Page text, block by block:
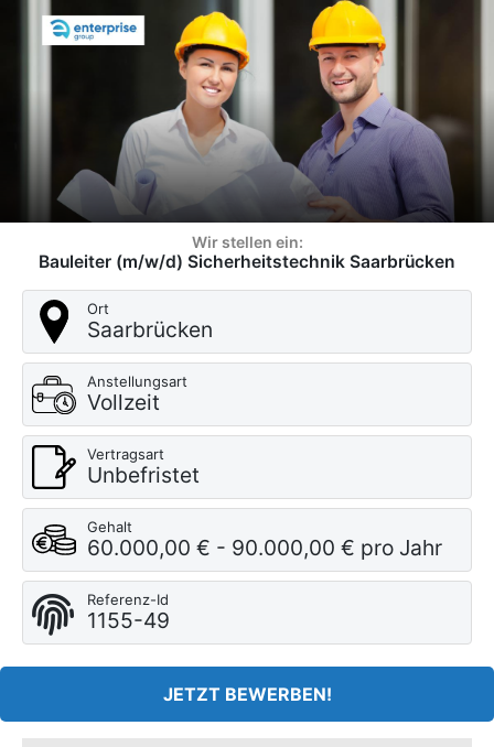
Wir stellen ein:
Bauleiter (m/w/d) Sicherheitstechnik Saarbrücken
Ort
Saarbrücken
Anstellungsart
Vollzeit
Vertragsart
Unbefristet
Gehalt
60.000,00 € - 90.000,00 € pro Jahr
Referenz-Id
1155-49
JETZT BEWERBEN!